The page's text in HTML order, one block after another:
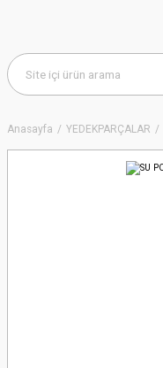
Anasayfa YEDEKPARÇALAR